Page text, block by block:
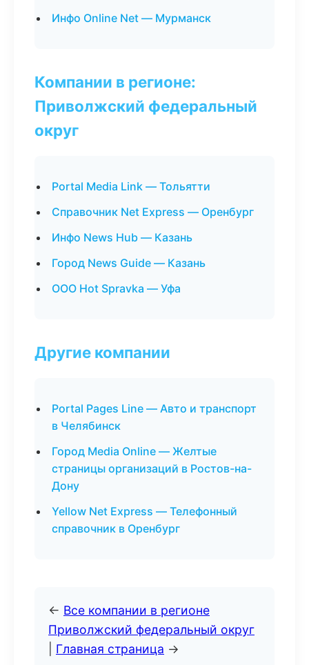
Инфо Online Net — Мурманск
Компании в регионе:
Приволжский федеральный
округ
Portal Media Link — Тольятти
Справочник Net Express — Оренбург
Инфо News Hub — Казань
Город News Guide — Казань
ООО Hot Spravka — Уфа
Другие компании
Portal Pages Line — Авто и транспорт
в Челябинск
Город Media Online — Желтые
страницы организаций в Ростов-на-
Дону
Yellow Net Express — Телефонный
справочник в Оренбург
← Все компании в регионе
Приволжский федеральный округ
Главная страница →